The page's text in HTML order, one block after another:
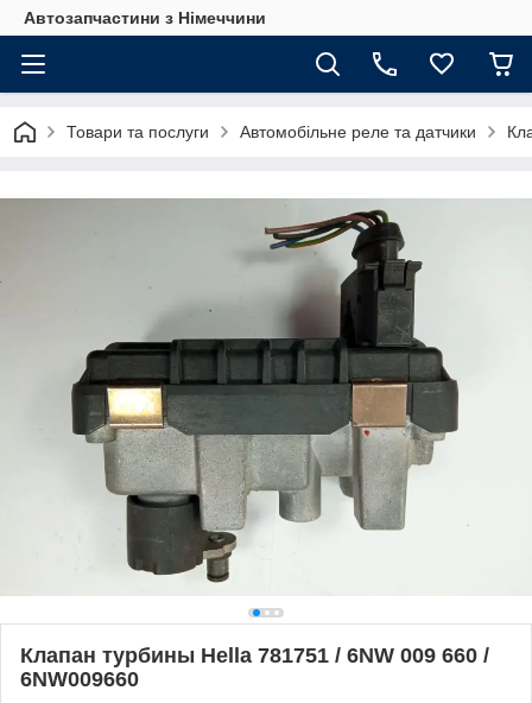
Автозапчастини з Німеччини
Товари та послуги Автомобільне реле та датчики
Клапан турбины Hella 781751 / 6NW 009 660 /
6NW009660